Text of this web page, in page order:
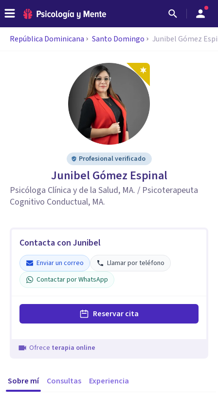
República Dominicana Santo Domingo Junibel Gómez
Profesional verificado
Junibel Gómez Espinal
Psicóloga Clínica y de la Salud, MA. / Psicoterapeuta
Cognitivo Conductual, MA.
Contacta con Junibel
Enviar un correo
Llamar por teléfono
Contactar por WhatsApp
Reservar cita
Ofrece terapia online
Sobre mí Consultas Experiencia